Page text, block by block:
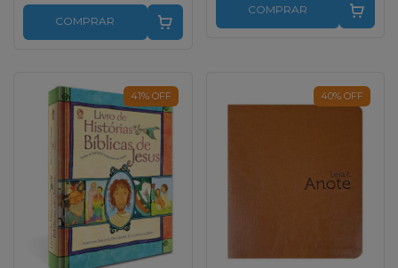
COMPRAR
COMPRAR
41% OFF 40% OFF